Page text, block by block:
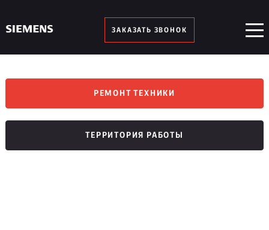
ЗАКАЗАТЬ ЗВОНОК
РЕМОНТ ТЕХНИКИ
ТЕРРИТОРИЯ РАБОТЫ